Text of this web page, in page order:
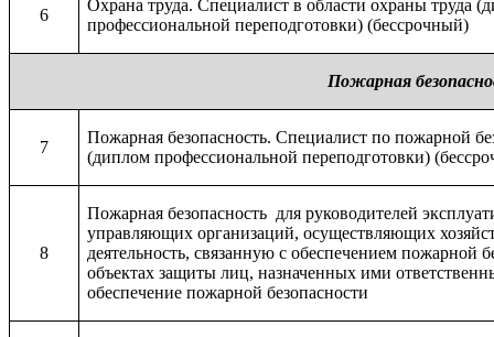
6
Охрана труда. Специалист в области охраны труда
профессиональной переподготовки) (бессрочный)
Пожарная
7
Пожарная безопасность. Специалист по пожарной
(диплом профессиональной переподготовки)
8
Пожарная безопасность для руководителей
управляющих организаций, осуществляющих
деятельность, связанную с обеспечением пожарной
объектах защиты лиц, назначенных ими
обеспечение пожарной безопасности